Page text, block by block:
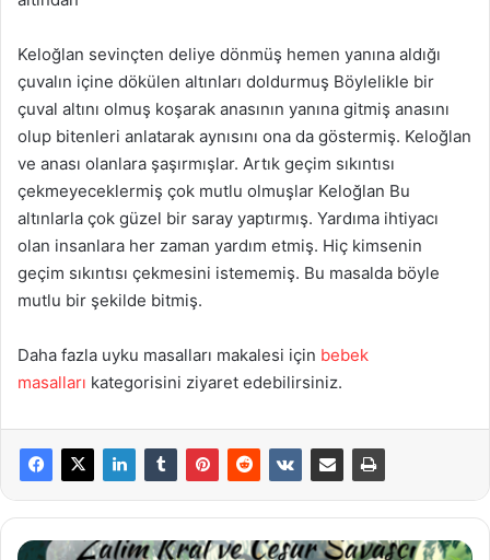
Keloğlan sevinçten deliye dönmüş hemen yanına aldığı
çuvalın içine dökülen altınları doldurmuş Böylelikle bir
çuval altını olmuş koşarak anasının yanına gitmiş anasını
olup bitenleri anlatarak aynısını ona da göstermiş. Keloğlan
ve anası olanlara şaşırmışlar. Artık geçim sıkıntısı
çekmeyeceklermiş çok mutlu olmuşlar Keloğlan Bu
altınlarla çok güzel bir saray yaptırmış. Yardıma ihtiyacı
olan insanlara her zaman yardım etmiş. Hiç kimsenin
geçim sıkıntısı çekmesini istememiş. Bu masalda böyle
mutlu bir şekilde bitmiş.
Daha fazla uyku masalları makalesi için bebek
masalları kategorisini ziyaret edebilirsiniz.
Zalim